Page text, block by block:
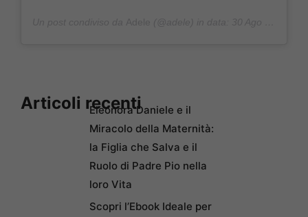
Articoli recentiEleonora Daniele e il
Miracolo della Maternità:
la Figlia che Salva e il
Ruolo di Padre Pio nella
loro Vita
Scopri l’Ebook Ideale per